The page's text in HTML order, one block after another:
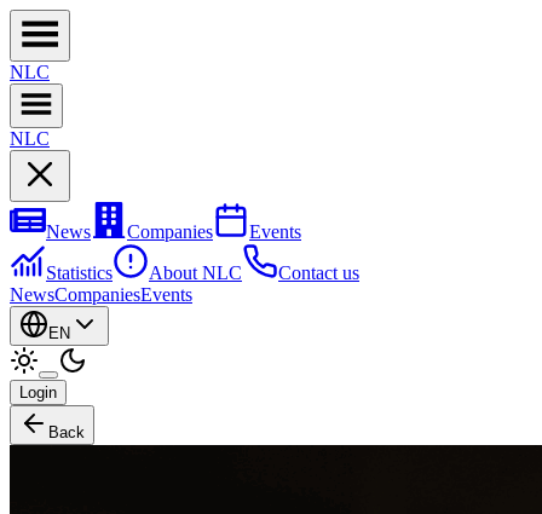
NLC
NLC
News Companies
Events
Statistics
About NLC
Contact us
NewsCompaniesEvents
EN
Login
Back